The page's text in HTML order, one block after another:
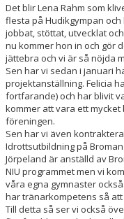
Det blir Lena Rahm som
flesta på Hudikgympan
jobbat, stöttat, utvecklat
nu kommer hon in och gör
jättebra och vi är så nöjda
Sen har vi sedan i januari
projektanställning. Felicia
fortfarande) och har blivit
kommer att vara ett
föreningen.
Sen har vi även
Idrottsutbildning på
Jörpeland är anställd av
NIU programmet men vi
våra egna gymnaster
har tränarkompetens så
Till detta så ser vi också